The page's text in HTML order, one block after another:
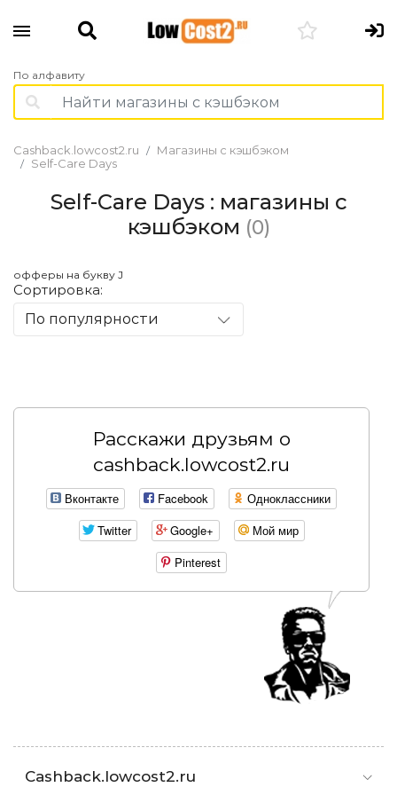
По алфавиту
Cashback.lowcost2.ru
Магазины с кэшбэком
Self-Care Days
Self-Care Days : магазины с
кэшбэком (0)
офферы на букву J
Сортировка:
По популярности
Расскажи друзьям о
cashback.lowcost2.ru
Вконтакте Facebook
Одноклассники
Twitter
Google+
Мой мир
Pinterest
Cashback.lowcost2.ru